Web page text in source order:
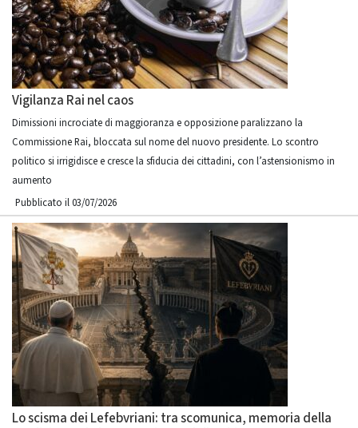
Vigilanza Rai nel caos
Dimissioni incrociate di maggioranza e opposizione paralizzano la
Commissione Rai, bloccata sul nome del nuovo presidente. Lo scontro
politico si irrigidisce e cresce la sfiducia dei cittadini, con l’astensionismo in
aumento
Pubblicato il 03/07/2026
Lo scisma dei Lefebvriani: tra scomunica, memoria della